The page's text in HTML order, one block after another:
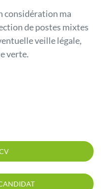
considération ma
de postes mixtes
veille légale,
verte.